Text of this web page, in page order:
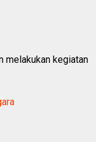
melakukan kegiatan